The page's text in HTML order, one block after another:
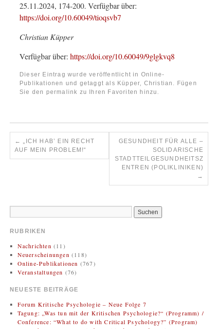
25.11.2024, 174-200. Verfügbar über:
https://doi.org/10.60049/tioqsvb7
Christian Küpper
Verfügbar über: https://doi.org/10.60049/9glgkvq8
Dieser Eintrag wurde veröffentlicht in Online-
Publikationen und getaggt als Küpper, Christian . Fügen
Sie den permalink zu Ihren Favoriten hinzu.
← „ICH HAB’ EIN RECHT
AUF MEIN PROBLEM!“
GESUNDHEIT FÜR ALLE –
SOLIDARISCHE
STADTTEILGESUNDHEITSZ
ENTREN (POLIKLINIKEN)
→
RUBRIKEN
Nachrichten (11)
Neuerscheinungen (118)
Online-Publikationen (767)
Veranstaltungen (76)
NEUESTE BEITRÄGE
Forum Kritische Psychologie – Neue Folge 7
Tagung: „Was tun mit der Kritischen Psychologie?“ (Programm) /
Conference: “What to do with Critical Psychology?” (Program)